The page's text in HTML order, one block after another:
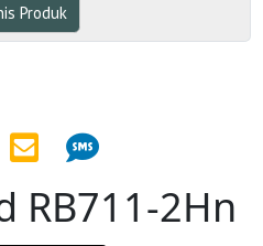
Produk
RB711-2Hn